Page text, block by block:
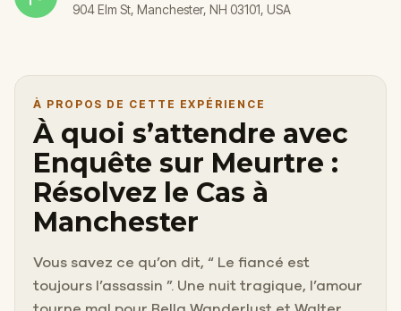
904 Elm St, Manchester, NH 03101, USA
À PROPOS DE CETTE EXPÉRIENCE
À quoi s’attendre avec
Enquête sur Meurtre :
Résolvez le Cas à
Manchester
Vous savez ce qu’on dit, “ Le fiancé est
toujours l’assassin ”. Une nuit tragique, l’amour